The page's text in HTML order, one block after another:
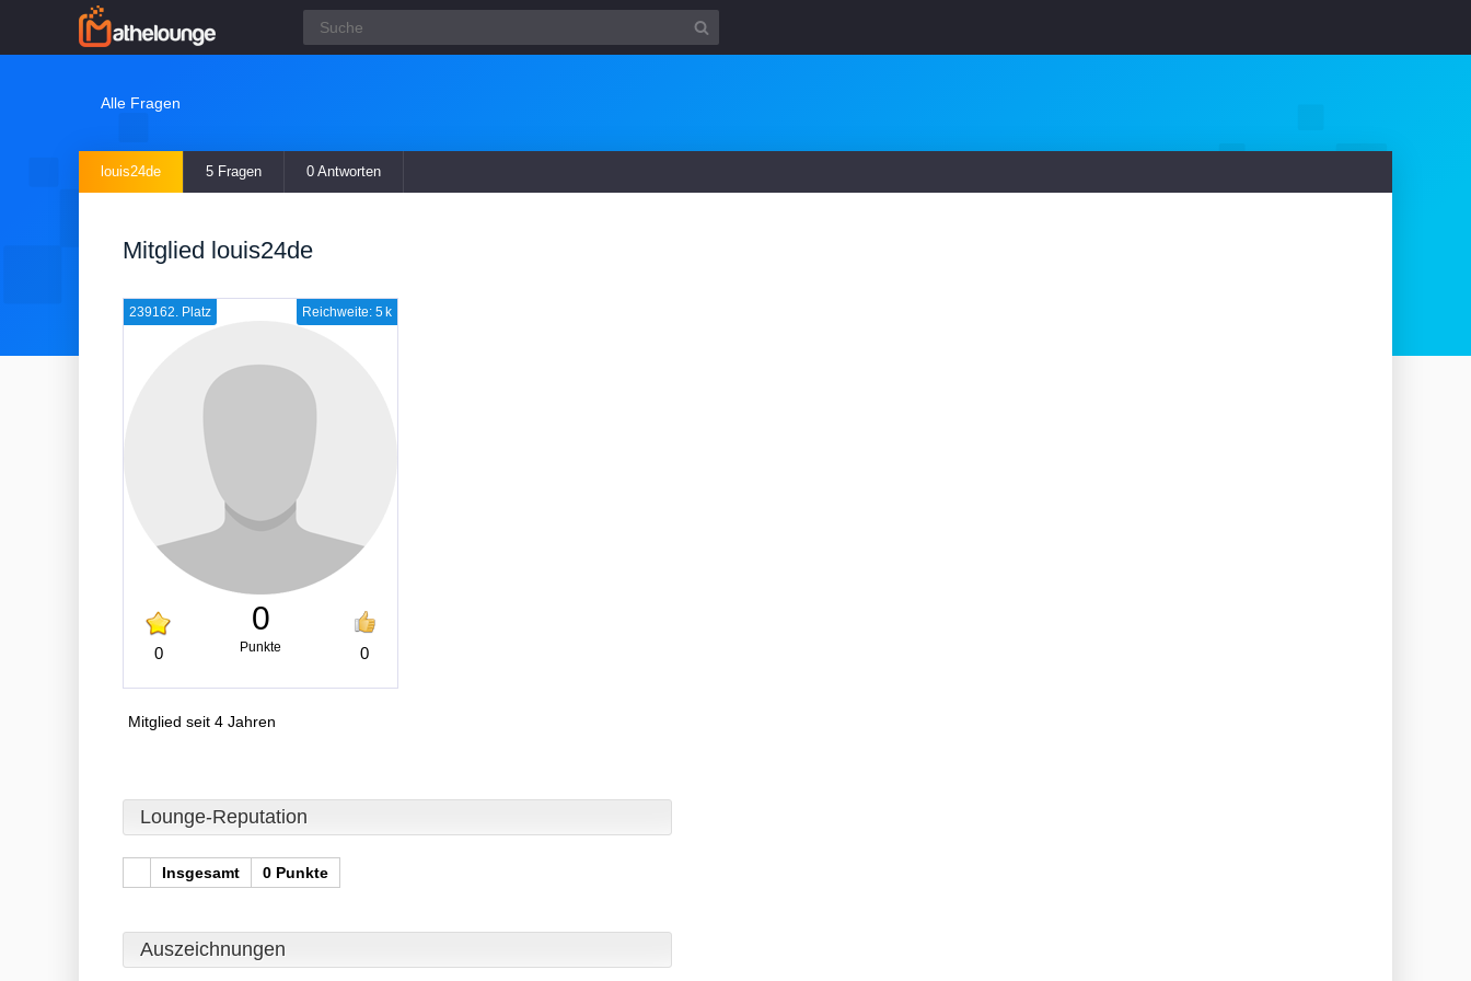
Alle Fragen
louis24de 5 Fragen 0 Antworten
Mitglied louis24de
Reichweite: 5 k
239162. Platz
0
0
Punkte 0
Mitglied seit 4 Jahren
Lounge-Reputation
Insgesamt 0 Punkte
Auszeichnungen